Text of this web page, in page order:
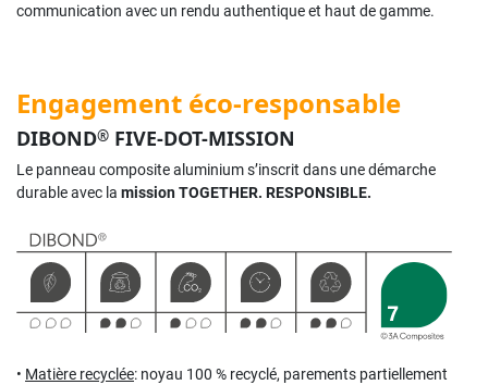
communication avec un rendu authentique et haut de gamme.
Engagement éco-responsable
DIBOND® FIVE-DOT-MISSION
Le panneau composite aluminium s’inscrit dans une démarche
durable avec la mission TOGETHER. RESPONSIBLE.
• Matière recyclée: noyau 100 % recyclé, parements partiellement